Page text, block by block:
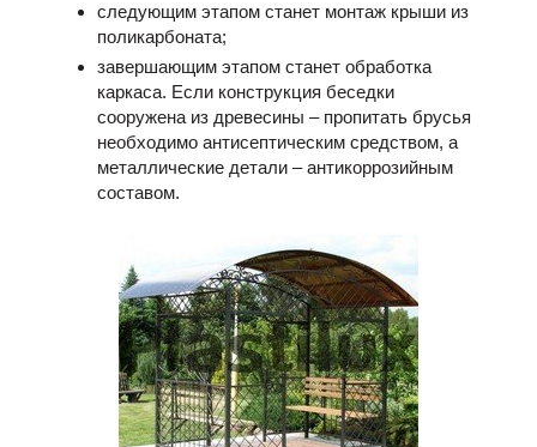
следующим этапом станет монтаж крыши из
поликарбоната;
завершающим этапом станет обработка
каркаса. Если конструкция беседки
сооружена из древесины – пропитать брусья
необходимо антисептическим средством, а
металлические детали – антикоррозийным
составом.